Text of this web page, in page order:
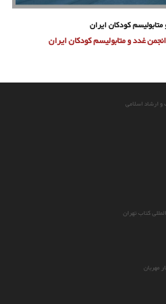
کودکان ایران
غدد و متابولیسم کودکان ایران
ارشاد اسلامی
کتاب تهران
مهربان